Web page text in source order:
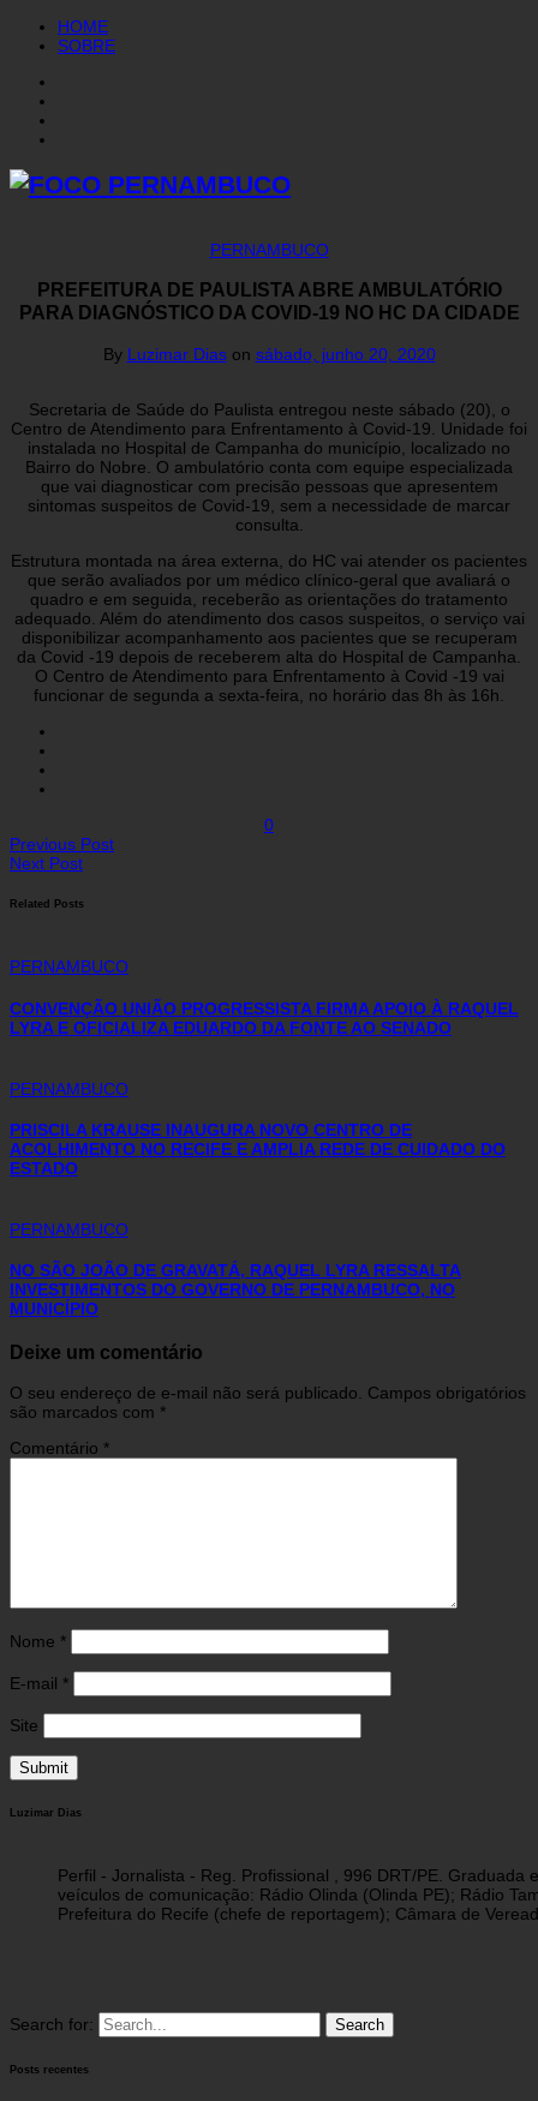
HOME
SOBRE
PERNAMBUCO
PREFEITURA DE PAULISTA ABRE AMBULATÓRIO
PARA DIAGNÓSTICO DA COVID-19 NO HC DA CIDADE
By Luzimar Dias on sábado, junho 20, 2020
Secretaria de Saúde do Paulista entregou neste sábado (20), o
Centro de Atendimento para Enfrentamento à Covid-19. Unidade foi
instalada no Hospital de Campanha do município, localizado no
Bairro do Nobre. O ambulatório conta com equipe especializada
que vai diagnosticar com precisão pessoas que apresentem
sintomas suspeitos de Covid-19, sem a necessidade de marcar
consulta.
Estrutura montada na área externa, do HC vai atender os pacientes
que serão avaliados por um médico clínico-geral que avaliará o
quadro e em seguida, receberão as orientações do tratamento
adequado. Além do atendimento dos casos suspeitos, o serviço vai
disponibilizar acompanhamento aos pacientes que se recuperam
da Covid -19 depois de receberem alta do Hospital de Campanha.
O Centro de Atendimento para Enfrentamento à Covid -19 vai
funcionar de segunda a sexta-feira, no horário das 8h às 16h.
0
Previous Post
Next Post
Related Posts
PERNAMBUCO
CONVENÇÃO UNIÃO PROGRESSISTA FIRMA APOIO À RAQUEL
LYRA E OFICIALIZA EDUARDO DA FONTE AO SENADO
PERNAMBUCO
PRISCILA KRAUSE INAUGURA NOVO CENTRO DE
ACOLHIMENTO NO RECIFE E AMPLIA REDE DE CUIDADO DO
ESTADO
PERNAMBUCO
NO SÃO JOÃO DE GRAVATÁ, RAQUEL LYRA RESSALTA
INVESTIMENTOS DO GOVERNO DE PERNAMBUCO, NO
MUNICÍPIO
Deixe um comentário
O seu endereço de e-mail não será publicado. Campos obrigatórios
são marcados com *
Comentário *
Nome *
E-mail *
Site
Luzimar Dias
Perfil - Jornalista - Reg. Profissional , 996 DRT/PE.
veículos de comunicação: Rádio Olinda (Olinda PE); Rádio
Prefeitura do Recife (chefe de reportagem); Câmara de
Search for:
Posts recentes